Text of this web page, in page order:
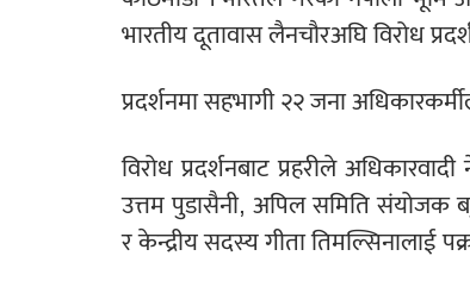
भारतीय दूतावास लैनचौरअघि विरोध
प्रदर्शनमा सहभागी २२ जना
विरोध प्रदर्शनबाट प्रहरीले
उत्तम पुडासैनी, अपिल समिति संयोजक
र केन्द्रीय सदस्य गीता तिमल्सिनालाई